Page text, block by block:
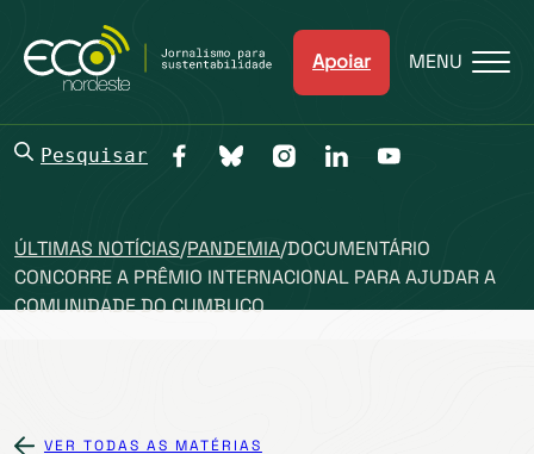
Apoiar MENU
Pesquisar
ÚLTIMAS NOTÍCIAS/PANDEMIA/DOCUMENTÁRIO
CONCORRE A PRÊMIO INTERNACIONAL PARA AJUDAR A
COMUNIDADE DO CUMBUCO
VER TODAS AS MATÉRIAS